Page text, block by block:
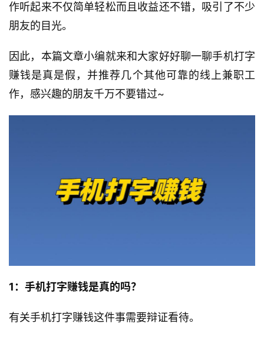
作听起来不仅简单轻松而且收益还不错，吸引了不少
朋友的目光。
因此，本篇文章小编就来和大家好好聊一聊手机打字
赚钱是真是假，并推荐几个其他可靠的线上兼职工
作，感兴趣的朋友千万不要错过~
1：手机打字赚钱是真的吗？
有关手机打字赚钱这件事需要辩证看待。